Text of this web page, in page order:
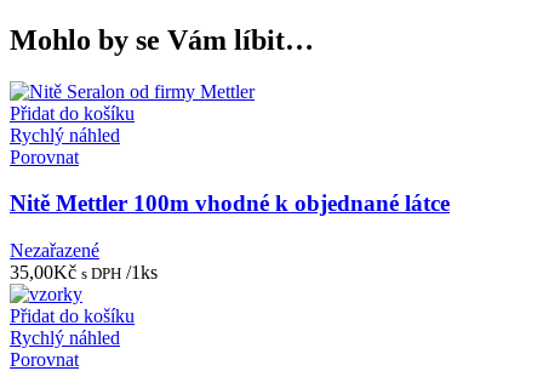
Mohlo by se Vám líbit…
Přidat do košíku
Rychlý náhled
Porovnat
Nitě Mettler 100m vhodné k objednané látce
Nezařazené
35,00Kč s DPH /1ks
Přidat do košíku
Rychlý náhled
Porovnat